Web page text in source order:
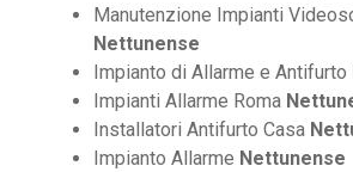
Manutenzione Impianti
Nettunense
Impianto di Allarme e Antifurto
Impianti Allarme Roma
Installatori Antifurto Casa
Impianto Allarme Nettunense